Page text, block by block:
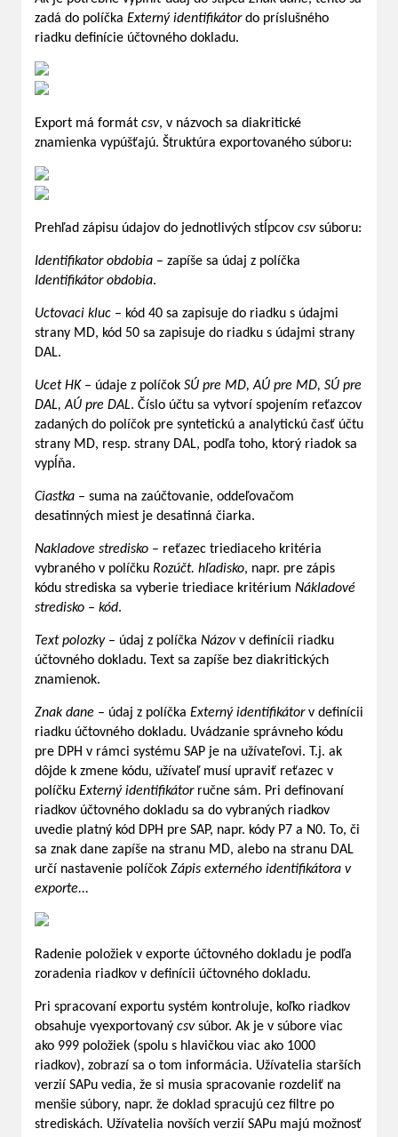
zadá do políčka Externý identifikátordo príslušného
riadku definície účtovného dokladu.
Export má formát csv, v názvoch sa diakritické
znamienka vypúšťajú. Štruktúra exportovaného súboru:
Prehľad zápisu údajov do jednotlivých stĺpcov csvsúboru:
Identifikator obdobia – zapíše sa údaj z políčka
Identifikátor obdobia.
Uctovaci kluc – kód 40 sa zapisuje do riadku s údajmi
strany MD, kód 50 sa zapisuje do riadku s údajmi strany
DAL.
Ucet HK – údaje z políčok SÚ pre MD, AÚ pre MD, SÚ pre
DAL, AÚ pre DAL. Číslo účtu sa vytvorí spojením reťazcov
zadaných do políčok pre syntetickú a analytickú časť účtu
strany MD, resp. strany DAL, podľa toho, ktorý riadok sa
vypĺňa.
Ciastka – suma na zaúčtovanie, oddeľovačom
desatinných miest je desatinná čiarka.
Nakladove stredisko – reťazec triediaceho kritéria
vybraného v políčku Rozúčt. hľadisko, napr. pre zápis
kódu strediska sa vyberie triediace kritérium Nákladové
stredisko – kód.
Text polozky – údaj z políčka Názovv definícii riadku
účtovného dokladu. Text sa zapíše bez diakritických
znamienok.
Znak dane – údaj z políčka Externý identifikátorv definícii
riadku účtovného dokladu. Uvádzanie správneho kódu
pre DPH v rámci systému SAP je na užívateľovi. T.j. ak
dôjde k zmene kódu, užívateľ musí upraviť reťazec v
políčku Externý identifikátor ručne sám. Pri definovaní
riadkov účtovného dokladu sa do vybraných riadkov
uvedie platný kód DPH pre SAP, napr. kódy P7 a N0. To, či
sa znak dane zapíše na stranu MD, alebo na stranu DAL
určí nastavenie políčok Zápis externého identifikátora v
exporte...
Radenie položiek v exporte účtovného dokladu je podľa
zoradenia riadkov v definícii účtovného dokladu.
Pri spracovaní exportu systém kontroluje, koľko riadkov
obsahuje vyexportovaný csvsúbor. Ak je v súbore viac
ako 999 položiek (spolu s hlavičkou viac ako 1000
riadkov), zobrazí sa o tom informácia. Užívatelia starších
verzií SAPu vedia, že si musia spracovanie rozdeliť na
menšie súbory, napr. že doklad spracujú cez filtre po
strediskách. Užívatelia novších verzií SAPu majú možnosť